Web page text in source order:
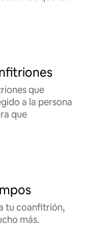
que
a la persona
que
tu coanfitrión,
más.